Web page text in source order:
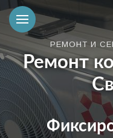
РЕМОНТ И
Ремонт